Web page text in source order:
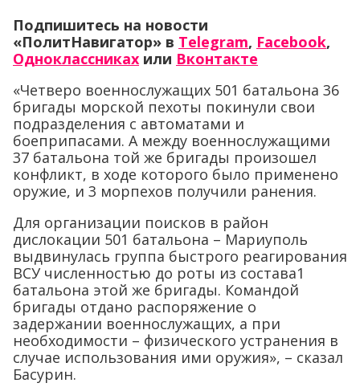
Подпишитесь на новости
«ПолитНавигатор» в Telegram, Facebook,
Одноклассниках или Вконтакте
«Четверо военнослужащих 501 батальона 36
бригады морской пехоты покинули свои
подразделения с автоматами и
боеприпасами. А между военнослужащими
37 батальона той же бригады произошел
конфликт, в ходе которого было применено
оружие, и 3 морпехов получили ранения.
Для организации поисков в район
дислокации 501 батальона – Мариуполь
выдвинулась группа быстрого реагирования
ВСУ численностью до роты из состава1
батальона этой же бригады. Командой
бригады отдано распоряжение о
задержании военнослужащих, а при
необходимости – физического устранения в
случае использования ими оружия», – сказал
Басурин.